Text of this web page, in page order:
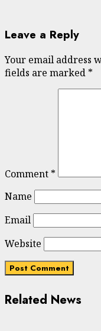
Leave a Reply
Your email address
fields are marked *
Comment *
Name
Email
Website
Related News